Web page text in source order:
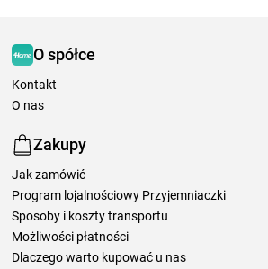
O spółce
Kontakt
O nas
Zakupy
Jak zamówić
Program lojalnościowy Przyjemniaczki
Sposoby i koszty transportu
Możliwości płatności
Dlaczego warto kupować u nas